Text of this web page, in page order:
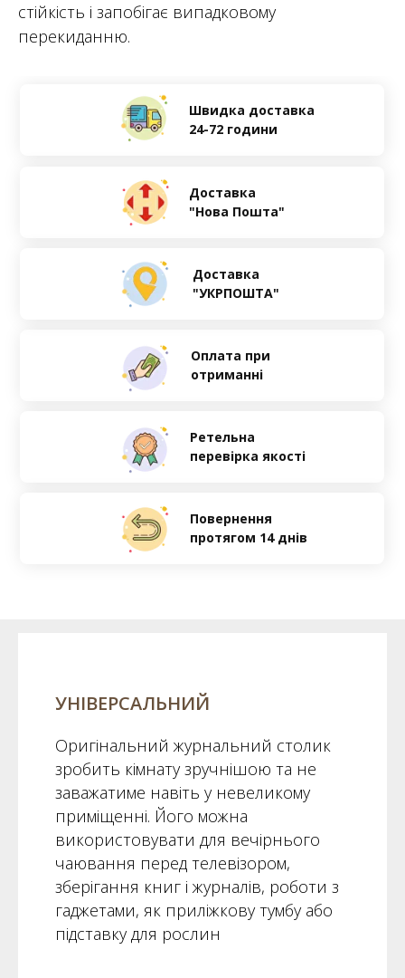
стійкість і запобігає випадковому
перекиданню.
Оплата при
отриманні
Ретельна
перевірка якості
Швидка доставка
24-72 години
Доставка
"Нова Пошта"
Доставка
"УКРПОШТА"
Повернення
протягом 14 днів
УНІВЕРСАЛЬНИЙ
Оригінальний журнальний столик
зробить кімнату зручнішою та не
заважатиме навіть у невеликому
приміщенні. Його можна
використовувати для вечірнього
чаювання перед телевізором,
зберігання книг і журналів, роботи з
гаджетами, як приліжкову тумбу або
підставку для рослин